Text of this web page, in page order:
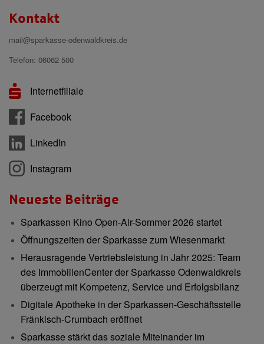
Kontakt
mail@sparkasse-odenwaldkreis.de
Telefon: 06062 500
Internetfiliale
Facebook
LinkedIn
Instagram
Neueste Beiträge
Sparkassen Kino Open-Air-Sommer 2026 startet
Öffnungszeiten der Sparkasse zum Wiesenmarkt
Herausragende Vertriebsleistung in Jahr 2025: Team
des ImmobilienCenter der Sparkasse Odenwaldkreis
überzeugt mit Kompetenz, Service und Erfolgsbilanz
Digitale Apotheke in der Sparkassen-Geschäftsstelle
Fränkisch-Crumbach eröffnet
Sparkasse stärkt das soziale Miteinander im